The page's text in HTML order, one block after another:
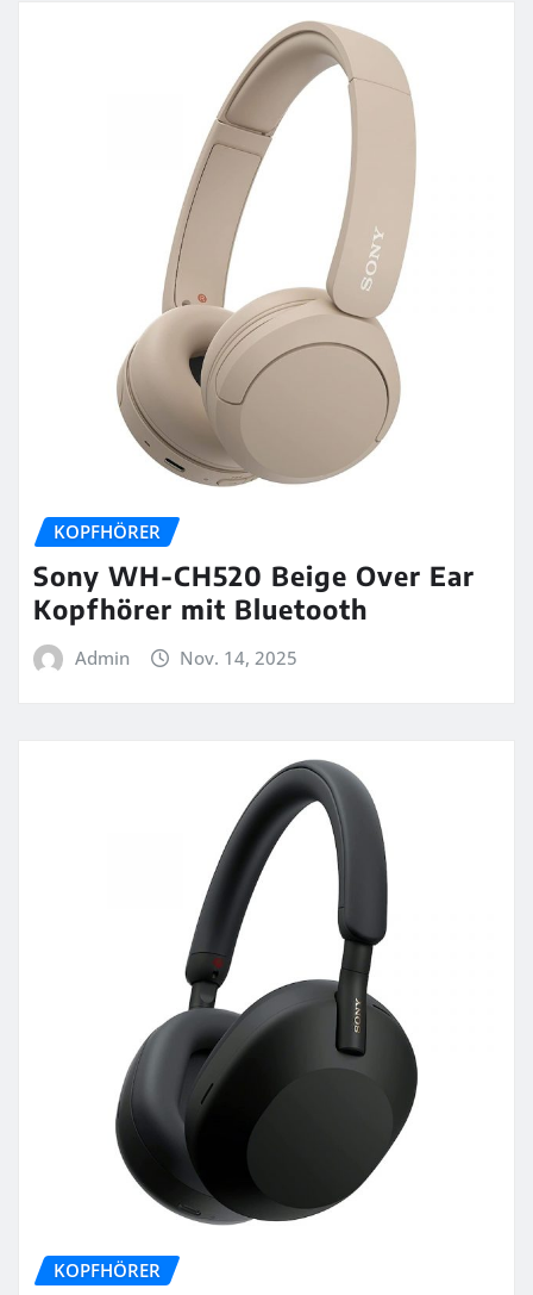
KOPFHÖRER
Sony WH-CH520 Beige Over Ear
Kopfhörer mit Bluetooth
Admin Nov. 14, 2025
KOPFHÖRER